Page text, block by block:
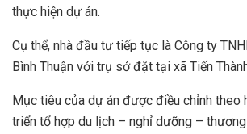
thực hiện dự án.
Cụ thể, nhà đầu tư tiếp tục là Công ty
Bình Thuận với trụ sở đặt tại xã Tiến
Mục tiêu của dự án được điều chỉnh theo
triển tổ hợp du lịch – nghỉ dưỡng –